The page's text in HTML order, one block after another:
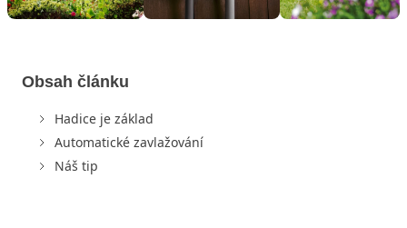
Obsah článku
Hadice je základ
Automatické zavlažování
Náš tip